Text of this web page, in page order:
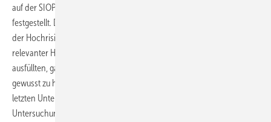
auf der SIOP-Boston Ototoxizitätsskala, wurde bei 71 Personen (22 %)
festgestellt. Davon waren 34 in der Standardrisikogruppe und 37 in
der Hochrisikogruppe (
relevanter Hörminderung, die nach dem Hörtest einen Fragebogen
ausfüllten, gaben 13 (22 %) an, zuvor nichts von ihrem Hörverlust
gewusst zu haben oder eine Veränderung des Schweregrades seit der
letzten Untersuchung bemerkt zu haben (
Untersuchung suchten 19 Teilnehmende (32 %) mit klinisch